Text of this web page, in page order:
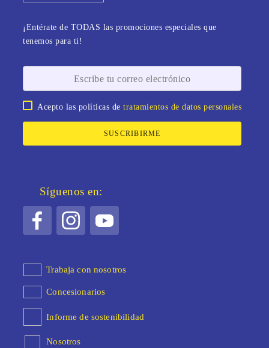
¡Entérate de TODAS las promociones especiales que
tenemos para ti!
Acepto las políticas detratamientos de datos personales
SUSCRIBIRME
Síguenos en:
Trabaja con nosotros
Concesionarios
Informe de sostenibilidad
Nosotros